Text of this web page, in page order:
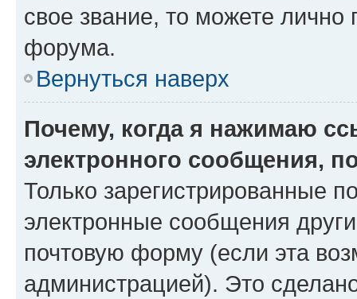
свое звание, то можете лично
форума.
Вернуться наверх
Почему, когда я нажимаю
электронного сообщения,
Только зарегистрированные
электронные сообщения
почтовую форму (если эта
администрацией). Это